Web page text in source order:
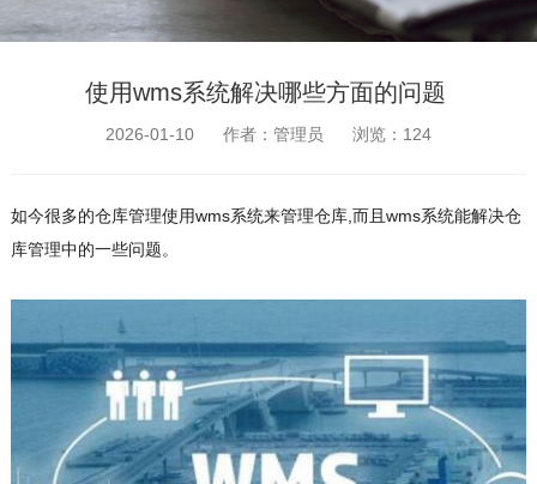
使用wms系统解决哪些方面的问题
2026-01-10 作者：管理员 浏览： 124
如今很多的仓库管理使用wms系统来管理仓库,而且wms系统能解决仓
库管理中的一些问题。